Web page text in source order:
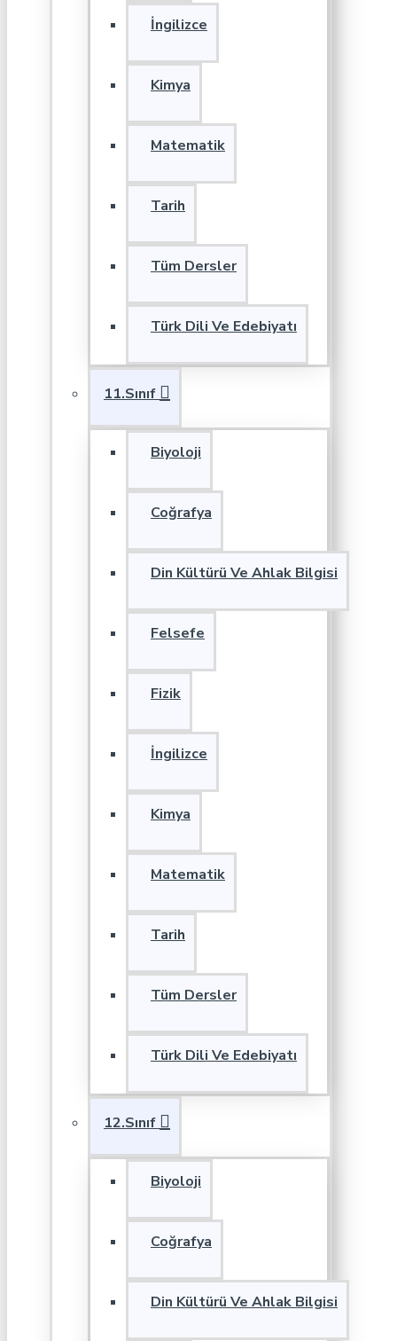
İngilizce
Kimya
Matematik
Tarih
Tüm Dersler
Türk Dili Ve Edebiyatı
11.Sınıf
Biyoloji
Coğrafya
Din Kültürü Ve Ahlak Bilgisi
Felsefe
Fizik
İngilizce
Kimya
Matematik
Tarih
Tüm Dersler
Türk Dili Ve Edebiyatı
12.Sınıf
Biyoloji
Coğrafya
Din Kültürü Ve Ahlak Bilgisi